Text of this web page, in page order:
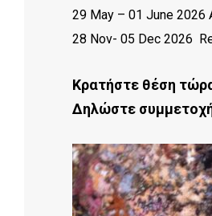
29 May – 01 June 2026
28 Nov- 05 Dec 2026
Κρατήστε θέση
Δηλώστε